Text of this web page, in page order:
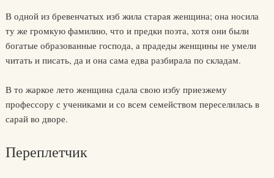
В одной из бревенчатых изб жила старая женщина; она носила
ту же громкую фамилию, что и предки поэта, хотя они были
богатые образованные господа, а прадеды женщины не умели
читать и писать, да и она сама едва разбирала по складам.
В то жаркое лето женщина сдала свою избу приезжему
профессору с учениками и со всем семейством переселилась в
сарай во дворе.
Переплетчик